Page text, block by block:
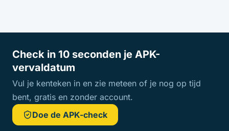
Check in 10 seconden je APK-
vervaldatum
Vul je kenteken in en zie meteen of je nog op tijd
bent, gratis en zonder account.
Doe de APK-check